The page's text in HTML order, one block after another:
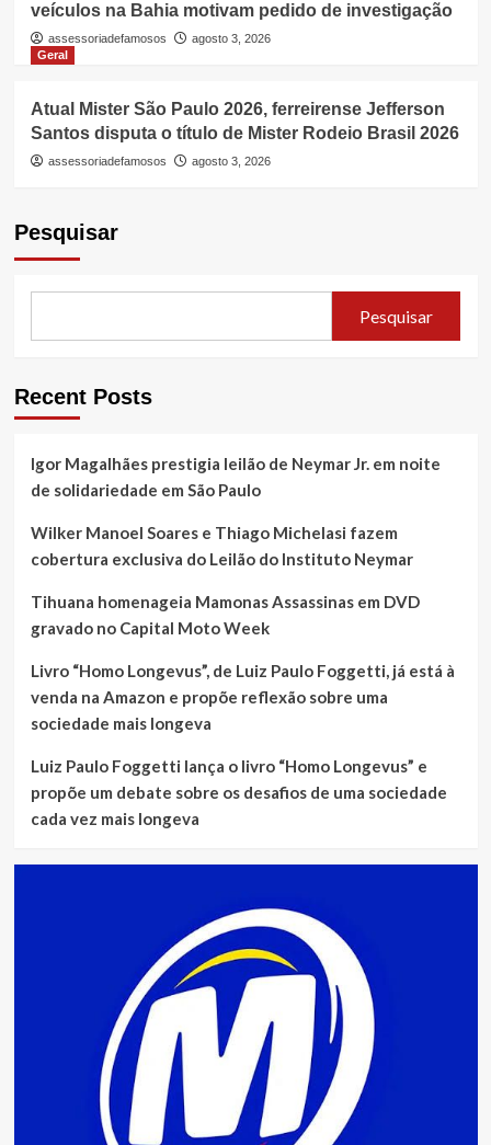
veículos na Bahia motivam pedido de investigação
assessoriadefamosos
agosto 3, 2026
Geral
Atual Mister São Paulo 2026, ferreirense Jefferson
Santos disputa o título de Mister Rodeio Brasil 2026
assessoriadefamosos agosto 3, 2026
Pesquisar
Pesquisar
Recent Posts
Igor Magalhães prestigia leilão de Neymar Jr. em noite
de solidariedade em São Paulo
Wilker Manoel Soares e Thiago Michelasi fazem
cobertura exclusiva do Leilão do Instituto Neymar
Tihuana homenageia Mamonas Assassinas em DVD
gravado no Capital Moto Week
Livro “Homo Longevus”, de Luiz Paulo Foggetti, já está à
venda na Amazon e propõe reflexão sobre uma
sociedade mais longeva
Luiz Paulo Foggetti lança o livro “Homo Longevus” e
propõe um debate sobre os desafios de uma sociedade
cada vez mais longeva